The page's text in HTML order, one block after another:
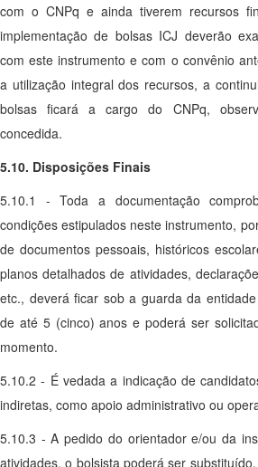
com o CNPq e ainda tiverem recursos
implementação de bolsas ICJ deverão
com este instrumento e com o convênio
a utilização integral dos recursos, a
bolsas ficará a cargo do CNPq,
concedida.
5.10. Disposições Finais
5.10.1 - Toda a documentação
condições estipulados neste instrumento,
de documentos pessoais, históricos
planos detalhados de atividades,
etc., deverá ficar sob a guarda da
de até 5 (cinco) anos e poderá ser
momento.
5.10.2 - É vedada a indicação de
indiretas, como apoio administrativo ou
5.10.3 - A pedido do orientador e/ou da
atividades, o bolsista poderá ser